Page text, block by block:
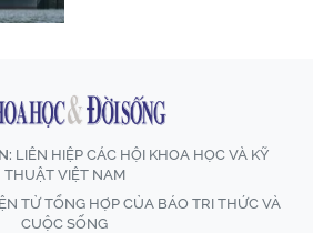
LIÊN HIỆP CÁC HỘI KHOA HỌC VÀ KỸ
THUẬT VIỆT NAM
TỬ TỔNG HỢP CỦA BÁO TRI THỨC VÀ
CUỘC SỐNG